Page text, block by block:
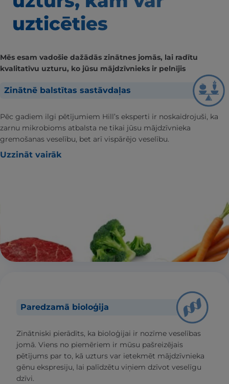
uzticēties
Mēs esam vadošie dažādās zinātnes jomās, lai radītu
kvalitatīvu uzturu, ko jūsu mājdzīvnieks ir pelnījis
Zinātnē balstītas sastāvdaļas
Pēc gadiem ilgi pētījumiem Hill’s eksperti ir noskaidrojuši, ka
zarnu mikrobioms atbalsta ne tikai jūsu mājdzīvnieka
gremošanas veselību, bet arī vispārējo veselību.
Uzzināt vairāk
Paredzamā bioloģija
Zinātniski pierādīts, ka bioloģijai ir nozīme veselības
jomā. Viens no piemēriem ir mūsu pašreizējais
pētījums par to, kā uzturs var ietekmēt mājdzīvnieka
gēnu ekspresiju, lai palīdzētu viņiem dzīvot veselīgu
dzīvi.